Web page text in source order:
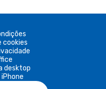
cookies
desktop